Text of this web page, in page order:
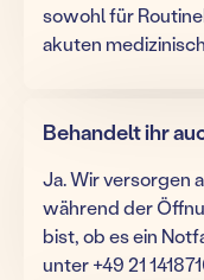
sowohl für
akuten
Behandelt ihr
Ja. Wir versorgen
während der
bist, ob es ein
unter +49 21